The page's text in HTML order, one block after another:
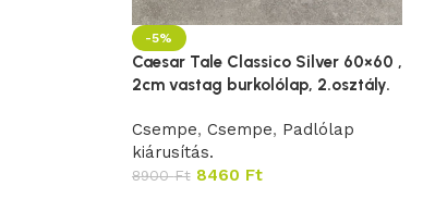
-5%
Caesar Tale Classico Silver 60×60 ,
2cm vastag burkolólap, 2.osztály.
Csempe, Csempe, Padlólap
kiárusítás.
8900Ft 8460 Ft